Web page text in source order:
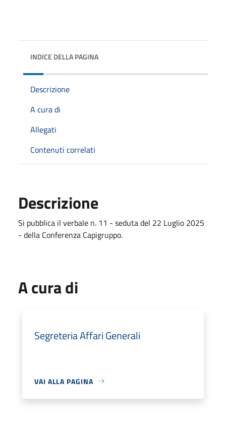
INDICE DELLA PAGINA
Descrizione
A cura di
Allegati
Contenuti correlati
Descrizione
Si pubblica il verbale n. 11 - seduta del 22 Luglio 2025
- della Conferenza Capigruppo.
A cura di
Segreteria Affari Generali
VAI ALLA PAGINA